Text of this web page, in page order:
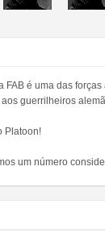
FAB é uma das
guerrilheiros
Platoon!
um número